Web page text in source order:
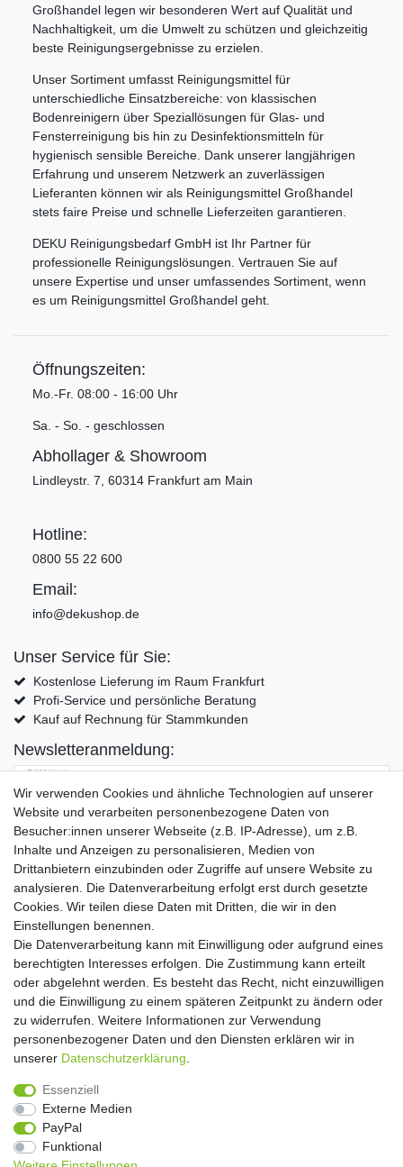
Großhandel legen wir besonderen Wert auf Qualität und
Nachhaltigkeit, um die Umwelt zu schützen und gleichzeitig
beste Reinigungsergebnisse zu erzielen.
Unser Sortiment umfasst Reinigungsmittel für
unterschiedliche Einsatzbereiche: von klassischen
Bodenreinigern über Speziallösungen für Glas- und
Fensterreinigung bis hin zu Desinfektionsmitteln für
hygienisch sensible Bereiche. Dank unserer langjährigen
Erfahrung und unserem Netzwerk an zuverlässigen
Lieferanten können wir als Reinigungsmittel Großhandel
stets faire Preise und schnelle Lieferzeiten garantieren.
DEKU Reinigungsbedarf GmbH ist Ihr Partner für
professionelle Reinigungslösungen. Vertrauen Sie auf
unsere Expertise und unser umfassendes Sortiment, wenn
es um Reinigungsmittel Großhandel geht.
Öffnungszeiten:
Mo.-Fr. 08:00 - 16:00 Uhr
Sa. - So. - geschlossen
Abhollager & Showroom
Lindleystr. 7, 60314 Frankfurt am Main
Hotline:
0800 55 22 600
Email:
info@dekushop.de
Unser Service für Sie:
Kostenlose Lieferung im Raum Frankfurt
Profi-Service und persönliche Beratung
Kauf auf Rechnung für Stammkunden
Newsletteranmeldung:
E-MAIL **
Hiermit bestätige ich, dass ich die Daten­schutz­erklärung
Einwilligung kann ich jederzeit widerrufen.**
Abonnieren
** Hierbei handelt es sich um ein Pflichtfeld.
Widerrufs­recht Widerrufs­formular Impressum
Daten­schutz­erklärung AGB Kontakt
Wir verwenden Cookies und ähnliche Technologien auf unserer
Website und verarbeiten personenbezogene Daten von
Besucher:innen unserer Webseite (z.B. IP-Adresse), um z.B.
Inhalte und Anzeigen zu personalisieren, Medien von
Drittanbietern einzubinden oder Zugriffe auf unsere Website zu
analysieren. Die Datenverarbeitung erfolgt erst durch gesetzte
Cookies. Wir teilen diese Daten mit Dritten, die wir in den
Einstellungen benennen.
Die Datenverarbeitung kann mit Einwilligung oder aufgrund eines
berechtigten Interesses erfolgen. Die Zustimmung kann erteilt
oder abgelehnt werden. Es besteht das Recht, nicht einzuwilligen
und die Einwilligung zu einem späteren Zeitpunkt zu ändern oder
zu widerrufen. Weitere Informationen zur Verwendung
personenbezogener Daten und den Diensten erklären wir in
unserer Daten­schutz­erklärung
Essenziell
Externe Medien
PayPal
Funktional
Copyright 2016 | Dekushop.de | Alle Rechte vorbehalten. |
Angebote gelten nur für Industrie, Handel, Handwerk und